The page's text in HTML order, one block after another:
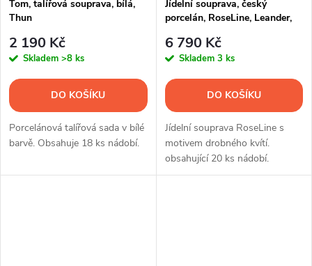
Tom, talířová souprava, bílá,
Thun
2 190 Kč
Skladem >8 ks
DO KOŠÍKU
Porcelánová talířová sada v bílé
barvě. Obsahuje 18 ks nádobí.
Jídelní souprava, český
porcelán, RoseLine, Leander,
6 790 Kč
Skladem 3 ks
DO KOŠÍKU
Jídelní souprava RoseLine s
motivem drobného kvítí.
obsahující 20 ks nádobí.